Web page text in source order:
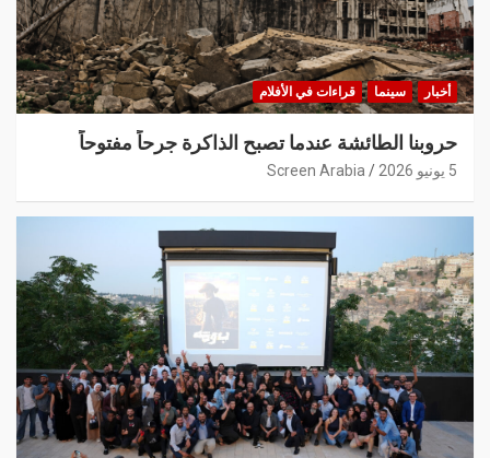
أخبار سينما قراءات في الأفلام
حروبنا الطائشة عندما تصبح الذاكرة جرحاً مفتوحاً
5 يونيو 2026 Screen Arabia